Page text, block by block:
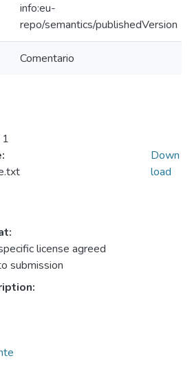
info:eu-
repo/semantics/publishedVersion
Comentario
license agreed
submission
Down
load